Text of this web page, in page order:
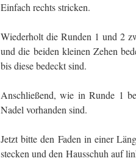
Einfach rechts stricken.
Wiederholt die Runden 1 und 2
und die beiden kleinen Zehen
bis diese bedeckt sind.
Anschließend, wie in Runde 1
Nadel vorhanden sind.
Jetzt bitte den Faden in einer
stecken und den Hausschuh auf